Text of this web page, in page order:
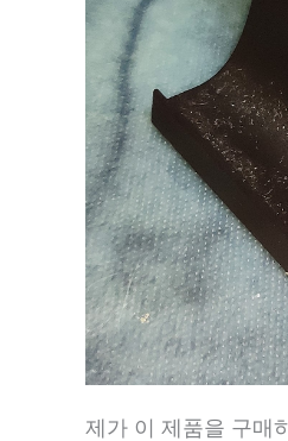
제가 이 제품을 구매